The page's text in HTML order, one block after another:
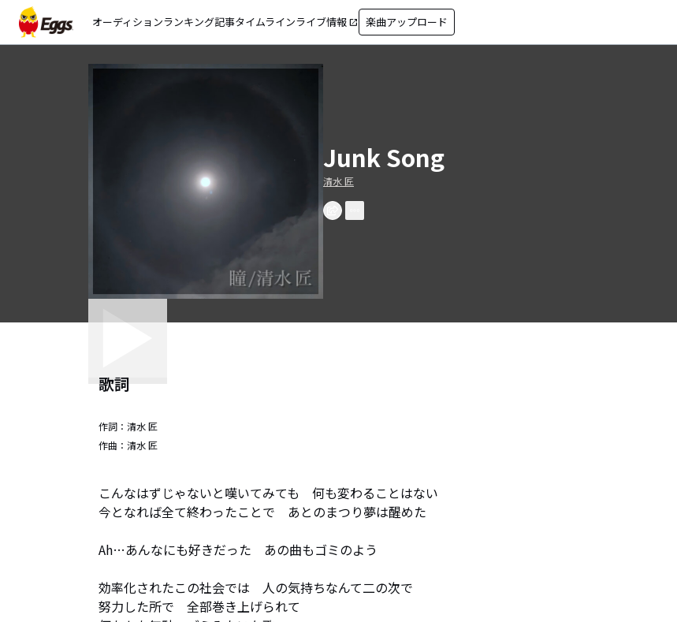
オーディションランキング記事タイムラインライブ情報 open_in_new 楽曲アップロード
Junk Song
清水 匠
歌詞
作詞： 清水 匠
作曲： 清水 匠
こんなはずじゃないと嘆いてみても　何も変わることはない
今となれば全て終わったことで　あとのまつり夢は醒めた
Ah…あんなにも好きだった　あの曲もゴミのよう
効率化されたこの社会では　人の気持ちなんて二の次で
努力した所で　全部巻き上げられて